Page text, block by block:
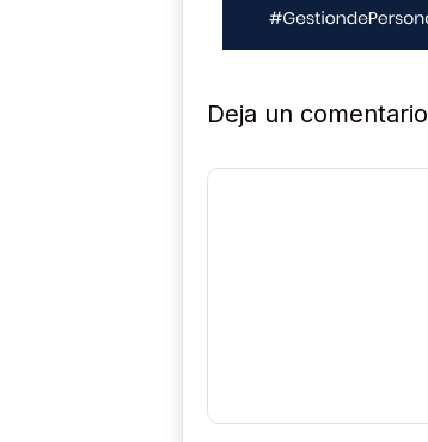
Deja un comentario
Comentario